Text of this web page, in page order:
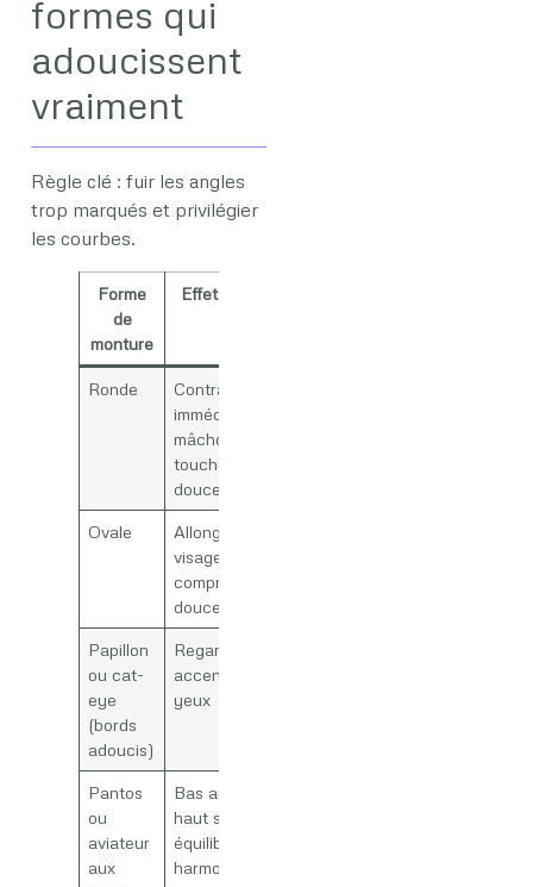
formes qui
adoucissent
vraiment
Règle clé : fuir les angles
trop marqués et privilégier
les courbes.
Forme
de
monture
Effet recherché
Ronde
Contraste
immédiat avec la
mâchoire,
touche rétro
douce
Ovale
Allonge le
visage,
compromis
douceur/sobriété
Papillon
ou cat-
eye
(bords
adoucis)
Regard » lifté « ,
accent sur les
yeux
Pantos
ou
aviateur
aux
Bas arrondi +
haut structuré,
équilibre
harmonieux